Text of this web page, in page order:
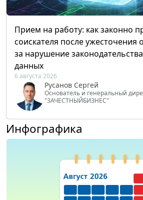
Прием на работу: как законно
соискателя после ужесточения
за нарушение
данных
6 августа 2026
Русанов Сергей
Основатель и генеральный
"ЗАЧЕСТНЫЙБИЗНЕС"
Инфографика